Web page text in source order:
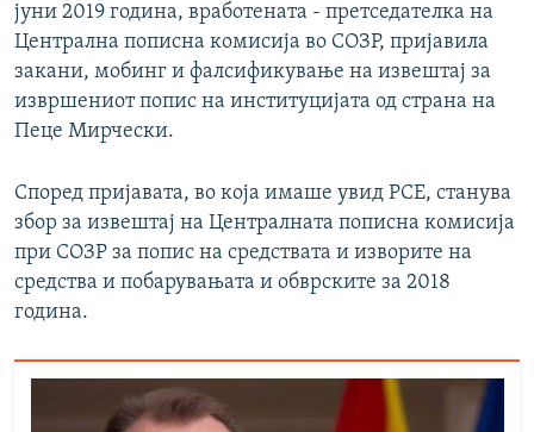
јуни 2019 година, вработената - претседателка на
Централна пописна комисија во СОЗР, пријавила
закани, мобинг и фалсификување на извештај за
извршениот попис на институцијата од страна на
Пеце Мирчески.
Според пријавата, во која имаше увид РСЕ, станува
збор за извештај на Централната пописна комисија
при СОЗР за попис на средствата и изворите на
средства и побарувањата и обврските за 2018
година.